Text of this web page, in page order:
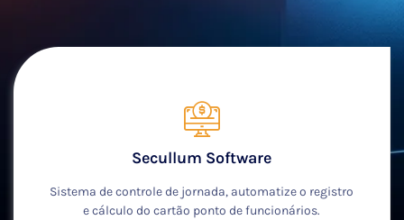
Secullum Software
Sistema de controle de jornada, automatize o registro
e cálculo do cartão ponto de funcionários.